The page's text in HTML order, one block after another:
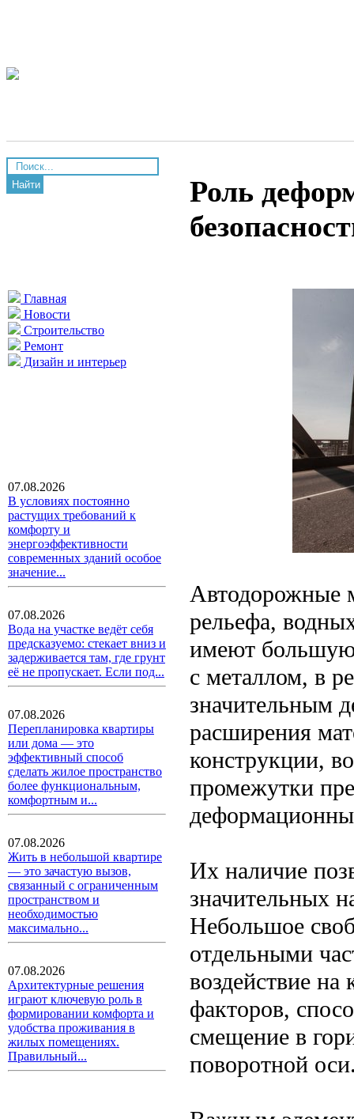
Найти
Главная
Новости
Строительство
Ремонт
Дизайн и интерьер
07.08.2026
В условиях постоянно
растущих требований к
комфорту и
энергоэффективности
современных зданий особое
значение...
07.08.2026
Вода на участке ведёт себя
предсказуемо: стекает вниз и
задерживается там, где грунт
её не пропускает. Если под...
07.08.2026
Перепланировка квартиры
или дома — это
эффективный способ
сделать жилое пространство
более функциональным,
комфортным и...
07.08.2026
Жить в небольшой квартире
— это зачастую вызов,
связанный с ограниченным
пространством и
необходимостью
максимально...
07.08.2026
Архитектурные решения
играют ключевую роль в
формировании комфорта и
удобства проживания в
жилых помещениях.
Правильный...
Роль
Автодорожные
рельефа,
имеют большую
с металлом, в
значительным
расширения
конструкции,
промежутки
Их наличие
значительных
Небольшое
отдельными
воздействие
факторов,
смещение в
поворотной